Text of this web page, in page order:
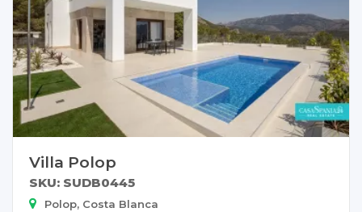
Villa Polop
SKU: SUDB0445
Polop, Costa Blanca